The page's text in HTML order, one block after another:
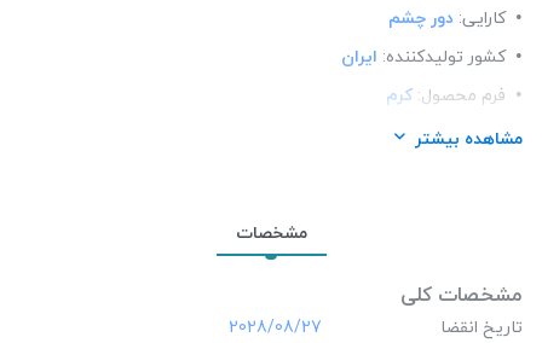
کارایی: دور چشم
کشور تولید‎کننده:
ایران
فرم محصول: کرم
برند:امونی (Emoni)
مشاهده بیشتر
مشخصات
مشخصات کلی
تاریخ انقضا
‎2028/08/27